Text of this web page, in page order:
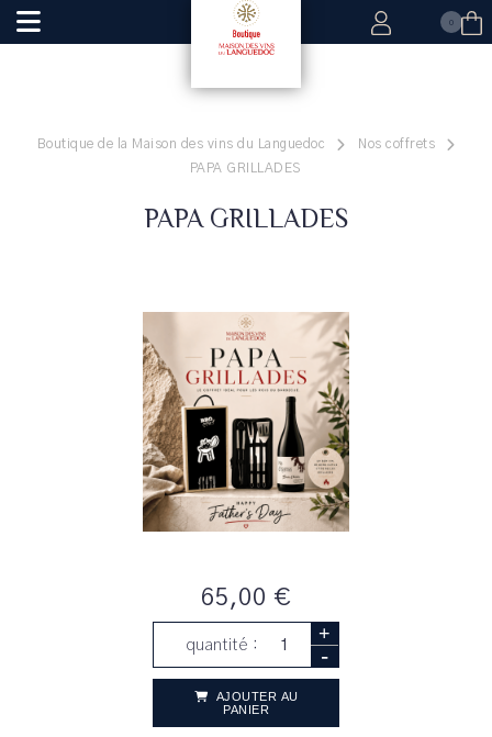
0
Boutique de la Maison des vins du Languedoc
Nos coffrets
PAPA GRILLADES
PAPA GRILLADES
65,00 €
quantité : +
-
AJOUTER AU
PANIER